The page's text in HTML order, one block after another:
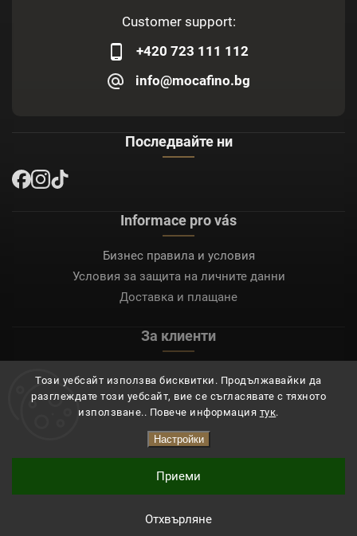
Този уебсайт използва бисквитки. Продължавайки да
разглеждате този уебсайт, вие се съгласявате с тяхното
използване.. Повече информация тук.
Настройки
Отхвърляне
Приеми
Customer support:
+420 723 111 112
info@mocafino.bg
Последвайте ни
Informace pro vás
Бизнес правила и условия
Условия за защита на личните данни
Доставка и плащане
За клиенти
Регистрация
Вход
Mocafino.bg. Всички права запазени.